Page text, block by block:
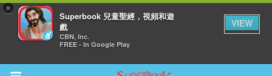
×
Superbook 兒童聖經，視頻和遊
戲
CBN, Inc.
FREE - In Google Play
VIEW